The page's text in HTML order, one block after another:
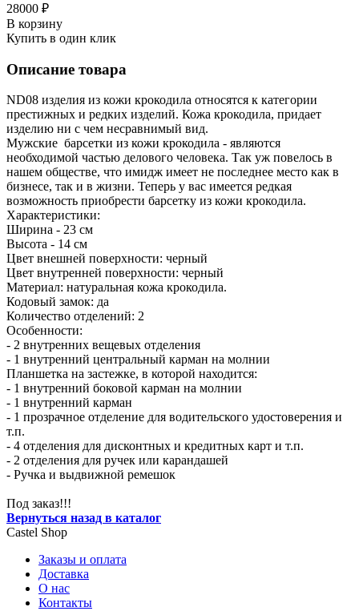
28000 ₽
В корзину
Купить в один клик
Описание товара
ND08 изделия из кожи крокодила относятся к категории
престижных и редких изделий. Кожа крокодила, придает
изделию ни с чем несравнимый вид.
Мужские барсетки из кожи крокодила - являются
необходимой частью делового человека. Так уж повелось в
нашем обществе, что имидж имеет не последнее место как в
бизнесе, так и в жизни. Теперь у вас имеется редкая
возможность приобрести барсетку из кожи крокодила.
Характеристики:
Ширина - 23 см
Высота - 14 см
Цвет внешней поверхности: черный
Цвет внутренней поверхности: черный
Материал: натуральная кожа крокодила.
Кодовый замок: да
Количество отделений: 2
Особенности:
- 2 внутренних вещевых отделения
- 1 внутренний центральный карман на молнии
Планшетка на застежке, в которой находится:
- 1 внутренний боковой карман на молнии
- 1 внутренний карман
- 1 прозрачное отделение для водительского удостоверения и
т.п.
- 4 отделения для дисконтных и кредитных карт и т.п.
- 2 отделения для ручек или карандашей
- Ручка и выдвижной ремешок
Под заказ!!!
Вернуться назад в каталог
Castel Shop
Заказы и оплата
Доставка
О нас
Контакты